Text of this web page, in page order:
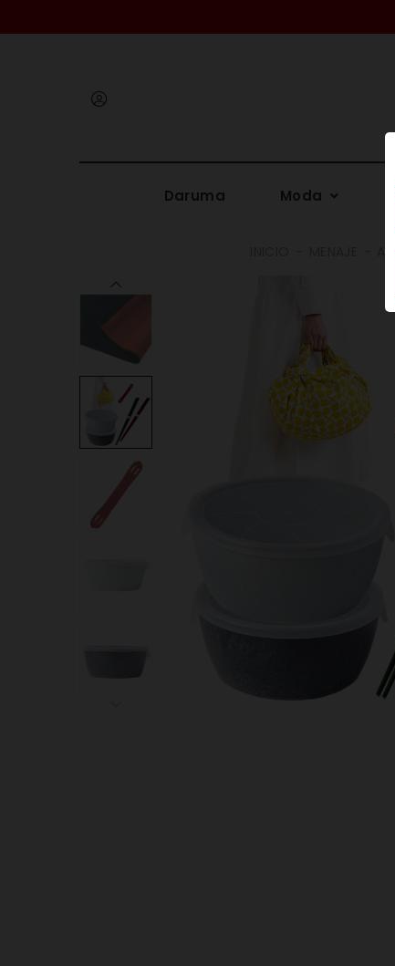
Iniciar
Daruma Moda